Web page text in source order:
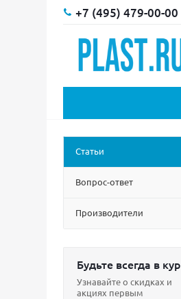
+7 (495) 479-00-00
Статьи
Вопрос-ответ
Производители
Будьте всегда в
Узнавайте о скидках и
акциях первым